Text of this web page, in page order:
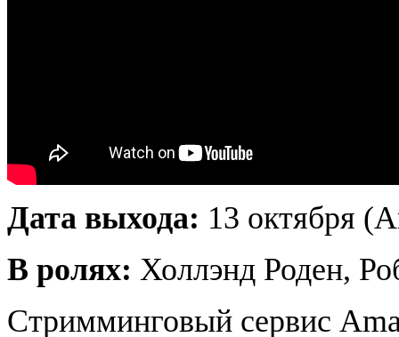
Дата выхода: 13 октября
В ролях: Холлэнд Роден,
Стримминговый сервис